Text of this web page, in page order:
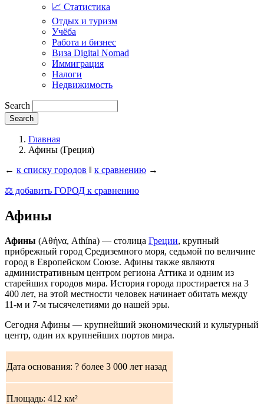
📈 Статистика
Отдых и туризм
Учёба
Работа и бизнес
Виза Digital Nomad
Иммиграция
Налоги
Недвижимость
Search
Главная
Афины (Греция)
← к списку городов ‖ к сравнению →
⚖️ добавить ГОРОД к сравнению
Афины
Афины (Αθήνα, Athína) — столица Греции, крупный
прибрежный город Средиземного моря, седьмой по величине
город в Европейском Союзе. Афины также являютя
административным центром региона Аттика и одним из
старейших городов мира. История города простирается на 3
400 лет, на этой местности человек начинает обитать между
11-м и 7-м тысячелетиями до нашей эры.
Сегодня Афины — крупнейший экономический и культурный
центр, один их крупнейших портов мира.
Дата основания: ? более 3 000 лет назад
Площадь: 412 км²